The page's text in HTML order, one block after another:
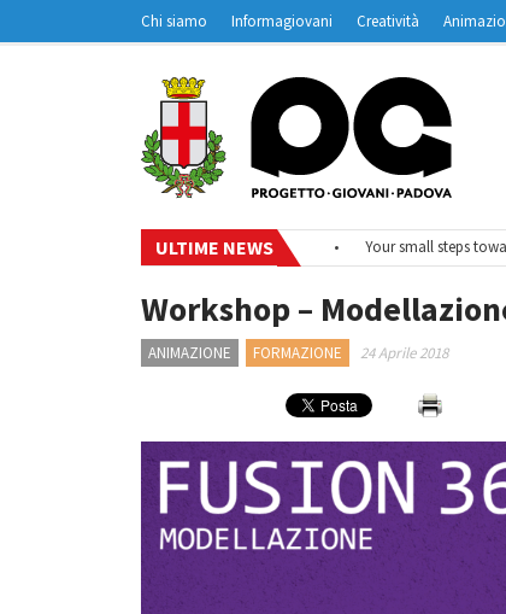
Chi siamo Informagiovani Creatività
Contatti
Padovanet
ULTIME NEWS
#EurodeskOnAir – Ciclo di webinar Your small steps towards
Workshop –
ANIMAZIONE FORMAZIONE 24 Aprile 2018